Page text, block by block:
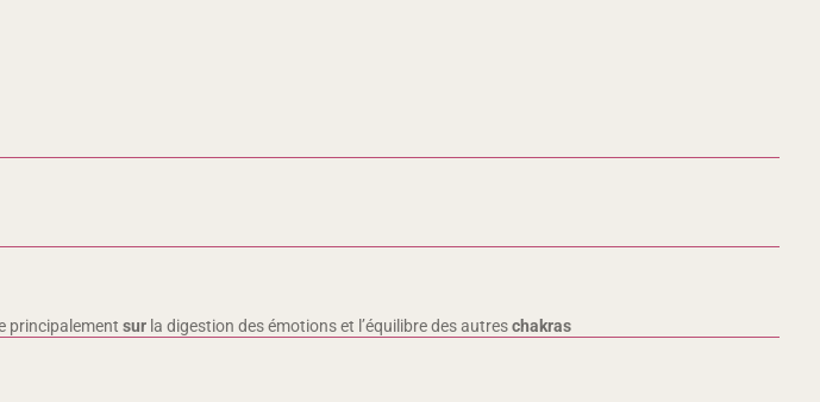
principalement surla digestion des émotions et l’équilibre des autreschakras